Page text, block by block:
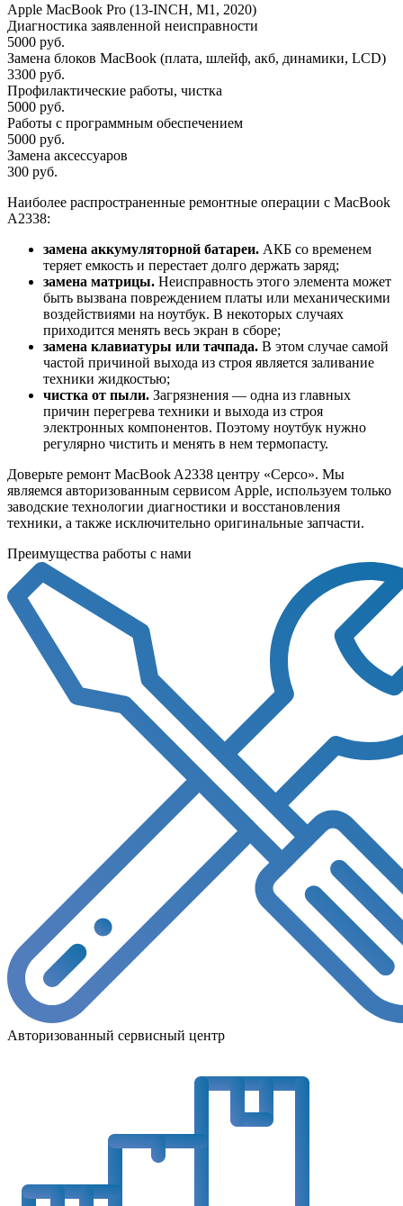
Apple MacBook Pro (13-INCH, M1, 2020)
Диагностика заявленной неисправности
5000 руб.
Замена блоков MacBook (плата, шлейф, акб, динамики, LCD)
3300 руб.
Профилактические работы, чистка
5000 руб.
Работы с программным обеспечением
5000 руб.
Замена аксессуаров
300 руб.
Наиболее распространенные ремонтные операции с MacBook
A2338:
замена аккумуляторной батареи. АКБ со временем
теряет емкость и перестает долго держать заряд;
замена матрицы. Неисправность этого элемента может
быть вызвана повреждением платы или механическими
воздействиями на ноутбук. В некоторых случаях
приходится менять весь экран в сборе;
замена клавиатуры или тачпада. В этом случае самой
частой причиной выхода из строя является заливание
техники жидкостью;
чистка от пыли. Загрязнения — одна из главных
причин перегрева техники и выхода из строя
электронных компонентов. Поэтому ноутбук нужно
регулярно чистить и менять в нем термопасту.
Доверьте ремонт MacBook A2338 центру «Серсо». Мы
являемся авторизованным сервисом Apple, используем только
заводские технологии диагностики и восстановления
техники, а также исключительно оригинальные запчасти.
Преимущества работы с нами
Авторизованный сервисный центр